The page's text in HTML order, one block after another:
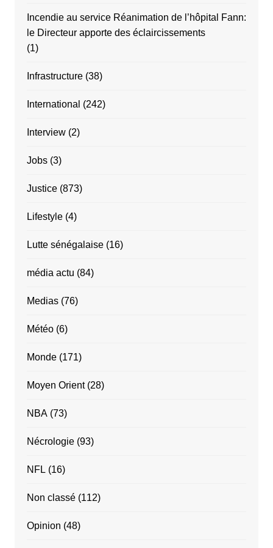
Incendie au service Réanimation de l’hôpital Fann:
le Directeur apporte des éclaircissements
(1)
Infrastructure(38)
International (242)
Interview(2)
Jobs(3)
Justice(873)
Lifestyle(4)
Lutte sénégalaise(16)
média actu (84)
Medias(76)
Météo(6)
Monde(171)
Moyen Orient(28)
NBA(73)
Nécrologie(93)
NFL (16)
Non classé(112)
Opinion (48)